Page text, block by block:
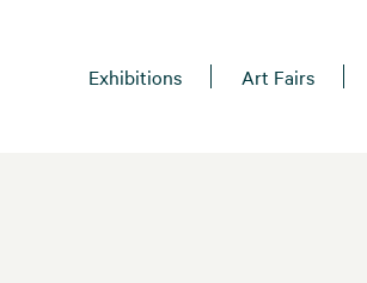
Exhibitions Art Fairs